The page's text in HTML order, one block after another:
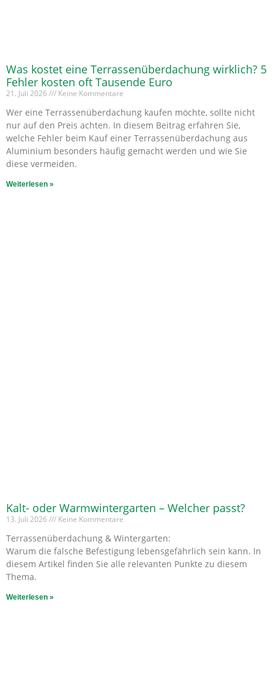
Was kostet eine Terrassenüberdachung wirklich? 5
Fehler kosten oft Tausende Euro
21. Juli 2026 Keine Kommentare
Wer eine Terrassenüberdachung kaufen möchte, sollte nicht
nur auf den Preis achten. In diesem Beitrag erfahren Sie,
welche Fehler beim Kauf einer Terrassenüberdachung aus
Aluminium besonders häufig gemacht werden und wie Sie
diese vermeiden.
Weiterlesen »
Kalt- oder Warmwintergarten – Welcher passt?
13. Juli 2026 Keine Kommentare
Terrassenüberdachung & Wintergarten:
Warum die falsche Befestigung lebensgefährlich sein kann. In
diesem Artikel finden Sie alle relevanten Punkte zu diesem
Thema.
Weiterlesen »